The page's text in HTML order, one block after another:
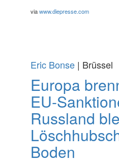
viawww.diepresse.com
Eric Bonse | Brüssel
Europa
EU-
Russland
Boden